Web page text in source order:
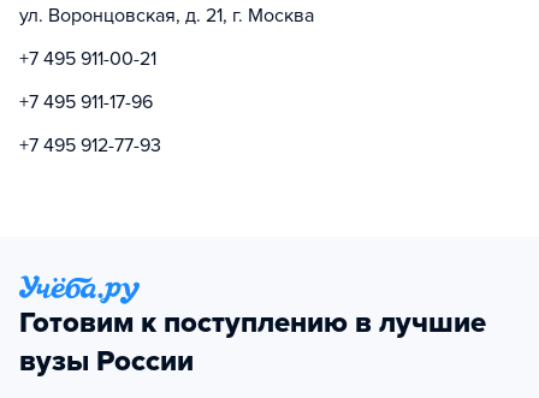
ул. Воронцовская, д. 21, г. Москва
+7 495 911-00-21
+7 495 911-17-96
+7 495 912-77-93
Готовим к поступлению в лучшие
вузы России